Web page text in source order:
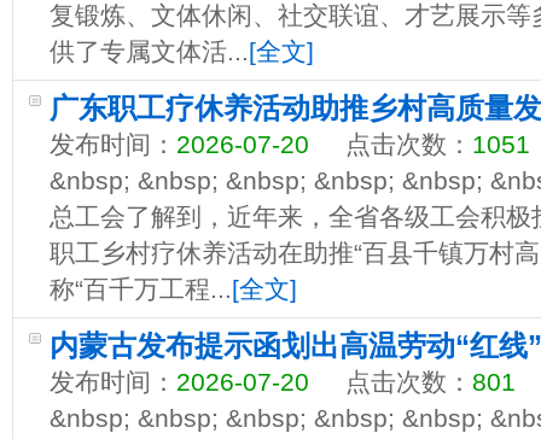
复锻炼、文体休闲、社交联谊、才艺展示
供了专属文体活...[全文]
广东职工疗休养活动助推乡村高质量
发布时间： 2026-07-20 点击次数： 1051
&nbsp; &nbsp; &nbsp; &nbsp; &nbsp;
总工会了解到，近年来，全省各级工会积
职工乡村疗休养活动在助推“百县千镇万村
称“百千万工程...[全文]
内蒙古发布提示函划出高温劳动“红线”
发布时间： 2026-07-20 点击次数： 801
&nbsp; &nbsp; &nbsp; &nbsp; &nbsp;